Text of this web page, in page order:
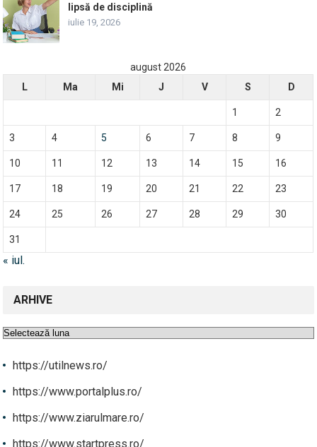
lipsă de disciplină
iulie 19, 2026
august 2026
L
Ma Mi J V S D
1 2
3 4 5 6 7 8 9
10 11 12 13 14 15 16
17 18 19 20 21 22 23
24 25 26 27 28 29 30
31
« iul.
ARHIVE
Arhive
https://utilnews.ro/
https://www.portalplus.ro/
https://www.ziarulmare.ro/
https://www.startpress.ro/